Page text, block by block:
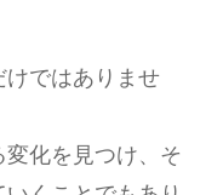
ではありませ
化を見つけ、そ